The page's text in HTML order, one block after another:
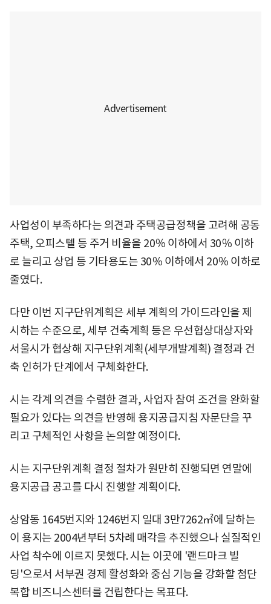
사업성이 부족하다는 의견과 주택공급정책을 고려해 공동
주택, 오피스텔 등 주거 비율을 20％ 이하에서 30％ 이하
로 늘리고 상업 등 기타용도는 30％ 이하에서 20％ 이하로
줄였다.
다만 이번 지구단위계획은 세부 계획의 가이드라인을 제
시하는 수준으로, 세부 건축계획 등은 우선협상대상자와
서울시가 협상해 지구단위계획(세부개발계획) 결정과 건
축 인허가 단계에서 구체화한다.
시는 각계 의견을 수렴한 결과, 사업자 참여 조건을 완화할
필요가 있다는 의견을 반영해 용지공급지침 자문단을 꾸
리고 구체적인 사항을 논의할 예정이다.
시는 지구단위계획 결정 절차가 원만히 진행되면 연말에
용지공급 공고를 다시 진행할 계획이다.
상암동 1645번지와 1246번지 일대 3만7262㎡에 달하는
이 용지는 2004년부터 5차례 매각을 추진했으나 실질적인
사업 착수에 이르지 못했다. 시는 이곳에 '랜드마크 빌
딩'으로서 서부권 경제 활성화와 중심 기능을 강화할 첨단
복합 비즈니스센터를 건립한다는 목표다.